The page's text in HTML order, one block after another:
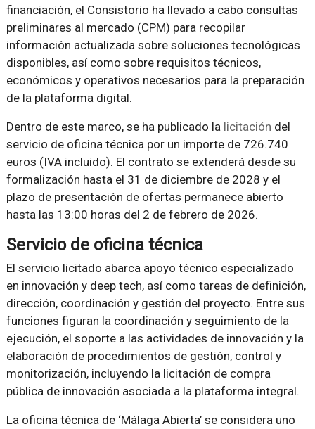
financiación, el Consistorio ha llevado a cabo consultas
preliminares al mercado (CPM) para recopilar
información actualizada sobre soluciones tecnológicas
disponibles, así como sobre requisitos técnicos,
económicos y operativos necesarios para la preparación
de la plataforma digital.
Dentro de este marco, se ha publicado la licitación del
servicio de oficina técnica por un importe de 726.740
euros (IVA incluido). El contrato se extenderá desde su
formalización hasta el 31 de diciembre de 2028 y el
plazo de presentación de ofertas permanece abierto
hasta las 13:00 horas del 2 de febrero de 2026.
Servicio de oficina técnica
El servicio licitado abarca apoyo técnico especializado
en innovación y deep tech, así como tareas de definición,
dirección, coordinación y gestión del proyecto. Entre sus
funciones figuran la coordinación y seguimiento de la
ejecución, el soporte a las actividades de innovación y la
elaboración de procedimientos de gestión, control y
monitorización, incluyendo la licitación de compra
pública de innovación asociada a la plataforma integral.
La oficina técnica de ‘Málaga Abierta’ se considera uno